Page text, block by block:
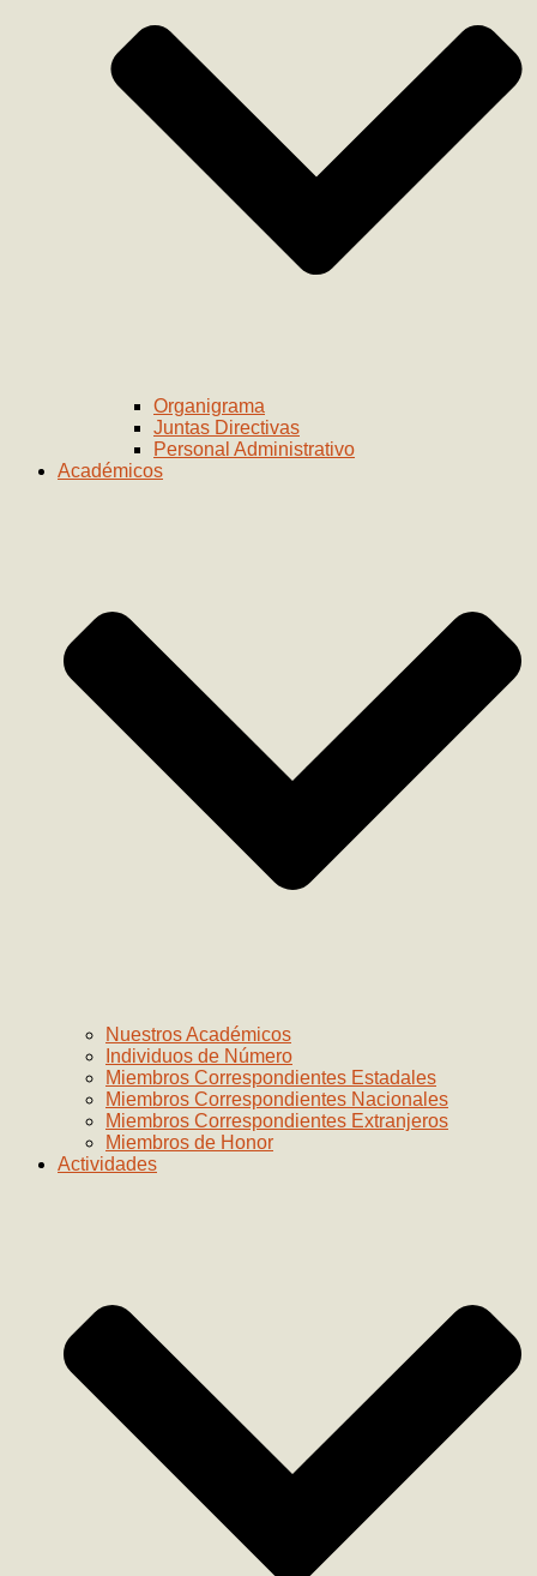
Organigrama
Juntas Directivas
Personal Administrativo
Académicos
Nuestros Académicos
Individuos de Número
Miembros Correspondientes Estadales
Miembros Correspondientes Nacionales
Miembros Correspondientes Extranjeros
Miembros de Honor
Actividades